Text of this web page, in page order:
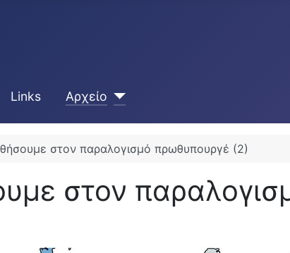
Links Αρχείο
στον παραλογισμό πρωθυπουργέ (2)
στον